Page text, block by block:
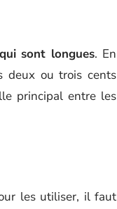
sont longues. En
deux ou trois cents
principal entre les
les utiliser, il faut